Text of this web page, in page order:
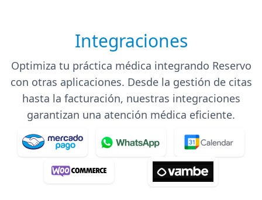
Integraciones
Optimiza tu práctica médica integrando Reservo
con otras aplicaciones. Desde la gestión de citas
hasta la facturación, nuestras integraciones
garantizan una atención médica eficiente.